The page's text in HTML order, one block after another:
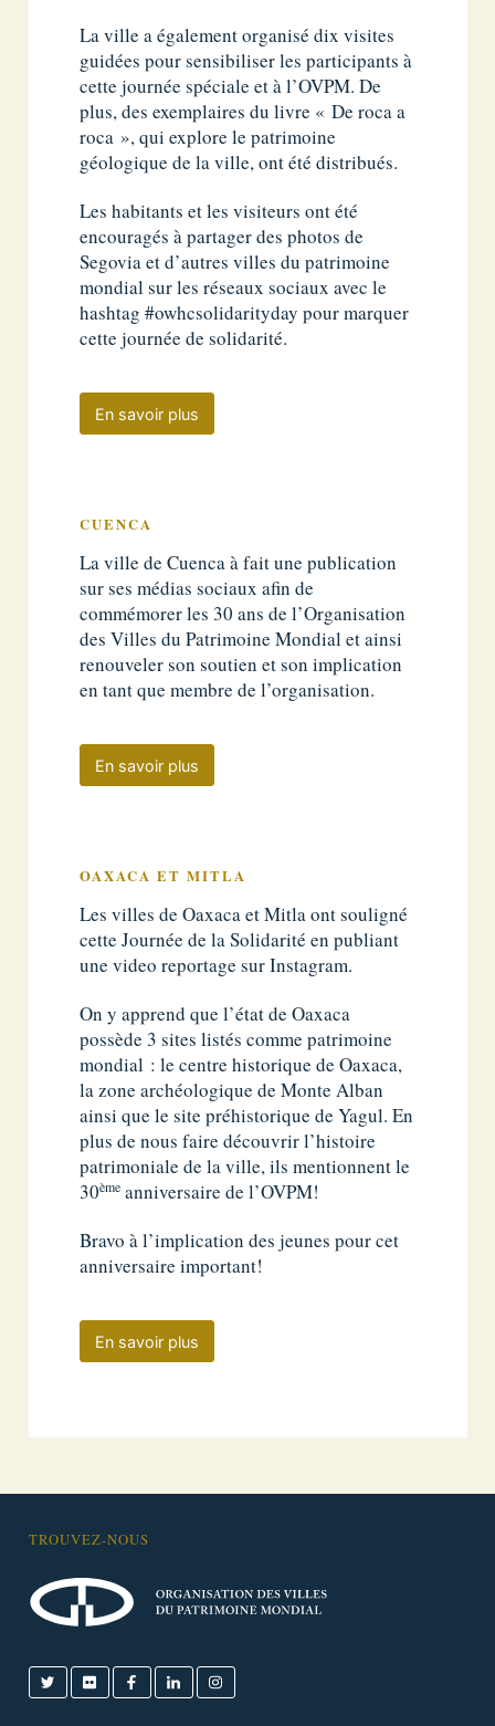
La ville a également organisé dix visites
guidées pour sensibiliser les participants à
cette journée spéciale et à l’OVPM. De
plus, des exemplaires du livre « De roca a
roca », qui explore le patrimoine
géologique de la ville, ont été distribués.
Les habitants et les visiteurs ont été
encouragés à partager des photos de
Segovia et d’autres villes du patrimoine
mondial sur les réseaux sociaux avec le
hashtag #owhcsolidarityday pour marquer
cette journée de solidarité.
En savoir plus
CUENCA
La ville de Cuenca à fait une publication
sur ses médias sociaux afin de
commémorer les 30 ans de l’Organisation
des Villes du Patrimoine Mondial et ainsi
renouveler son soutien et son implication
en tant que membre de l’organisation.
En savoir plus
OAXACA ET MITLA
Les villes de Oaxaca et Mitla ont souligné
cette Journée de la Solidarité en publiant
une video reportage sur Instagram.
On y apprend que l’état de Oaxaca
possède 3 sites listés comme patrimoine
mondial : le centre historique de Oaxaca,
la zone archéologique de Monte Alban
ainsi que le site préhistorique de Yagul. En
plus de nous faire découvrir l’histoire
patrimoniale de la ville, ils mentionnent le
30ème anniversaire de l’OVPM!
Bravo à l’implication des jeunes pour cet
anniversaire important!
En savoir plus
TROUVEZ-NOUS